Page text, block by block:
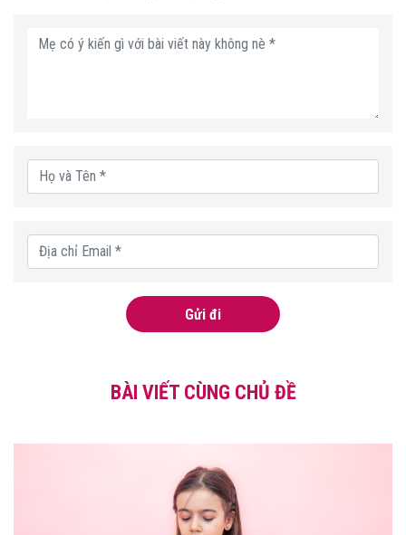
Gửi đi
BÀI VIẾT CÙNG CHỦ ĐỀ